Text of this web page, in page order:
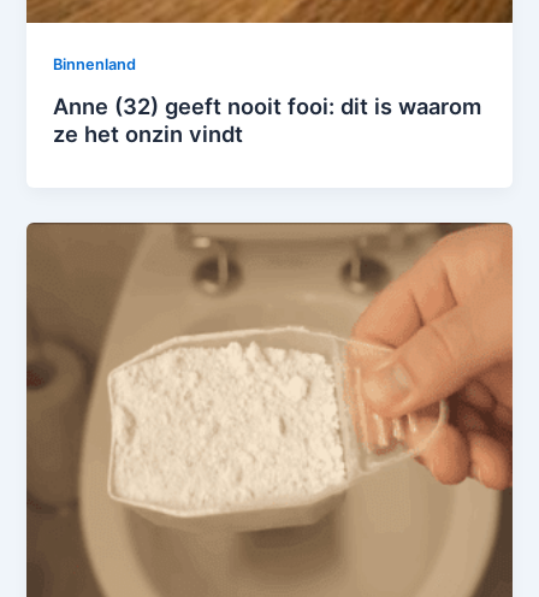
Binnenland
Anne (32) geeft nooit fooi: dit is waarom
ze het onzin vindt